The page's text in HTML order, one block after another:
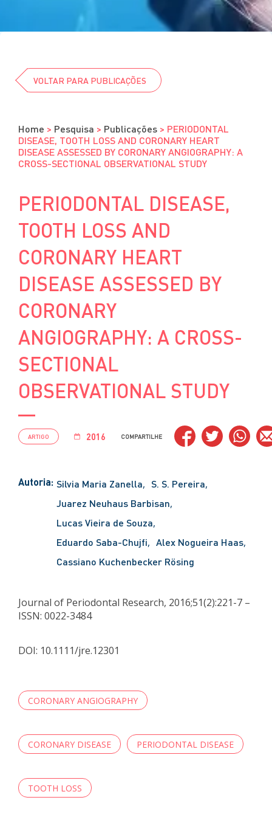
VOLTAR PARA PUBLICAÇÕES
Home > Pesquisa > Publicações > PERIODONTAL
DISEASE, TOOTH LOSS AND CORONARY HEART
DISEASE ASSESSED BY CORONARY ANGIOGRAPHY: A
CROSS-SECTIONAL OBSERVATIONAL STUDY
PERIODONTAL DISEASE,
TOOTH LOSS AND
CORONARY HEART
DISEASE ASSESSED BY
CORONARY
ANGIOGRAPHY: A CROSS-
SECTIONAL
OBSERVATIONAL STUDY
ARTIGO 2016 COMPARTILHE
Autoria: Silvia Maria Zanella
S. S. Pereira
Juarez Neuhaus Barbisan
Lucas Vieira de Souza
Eduardo Saba-Chujfi
Alex Nogueira Haas
Cassiano Kuchenbecker Rösing
Journal of Periodontal Research, 2016;51(2):221-7 –
ISSN: 0022-3484
DOI: 10.1111/jre.12301
CORONARY ANGIOGRAPHY
CORONARY DISEASE PERIODONTAL DISEASE
TOOTH LOSS